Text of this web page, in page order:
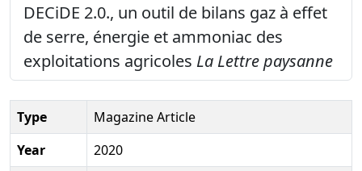
DECiDE 2.0., un outil de bilans gaz à effet
de serre, énergie et ammoniac des
exploitations agricoles La Lettre paysanne
Type
Magazine Article
Year
2020